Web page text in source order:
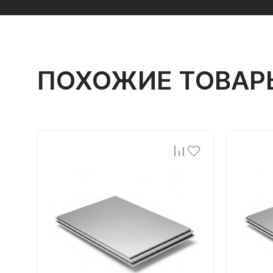
ПОХОЖИЕ